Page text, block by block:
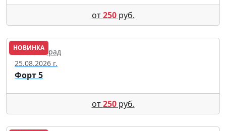
от250руб.
НОВИНКА
Калининград
25.08.2026 г.
Форт 5
от250руб.